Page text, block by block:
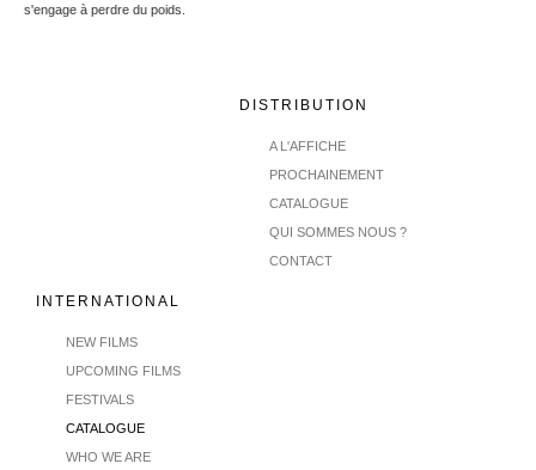
s'engage à perdre du poids.
DISTRIBUTION
A L'AFFICHE
PROCHAINEMENT
CATALOGUE
QUI SOMMES NOUS ?
CONTACT
INTERNATIONAL
NEW FILMS
UPCOMING FILMS
FESTIVALS
CATALOGUE
WHO WE ARE